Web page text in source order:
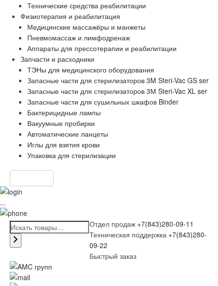
Технические средства реабилитации
Физиотерапия и реабилитация
Медицинские массажёры и манжеты
Пневмомассаж и лимфодренаж
Аппараты для прессотерапии и реабилитации
Запчасти и расходники
ТЭНы для медицинского оборудования
Запасные части для стерилизаторов 3M Steri-Vac GS ser
Запасные части для стерилизаторов 3М Steri-Vac XL ser
Запасные части для сушильных шкафов Binder
Бактерицидные лампы
Вакуумные пробирки
Автоматические ланцеты
Иглы для взятия крови
Упаковка для стерилизации
...
Отдел продаж +7(843)280-09-11
Техническая поддержка +7(843)280-
09-22
Быстрый заказ